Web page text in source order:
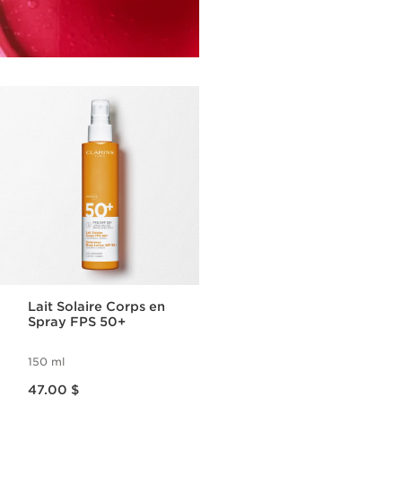
Lait Solaire Corps en
Spray FPS 50+
150 ml
47.00 $